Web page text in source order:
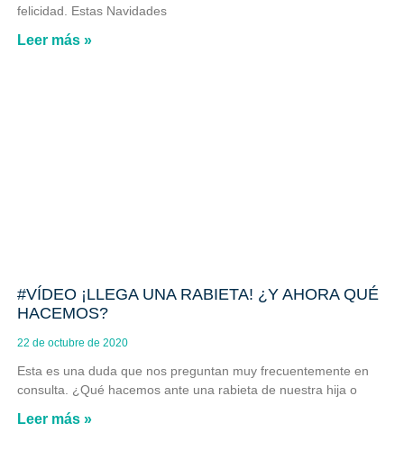
felicidad. Estas Navidades
Leer más »
#VÍDEO ¡LLEGA UNA RABIETA! ¿Y AHORA QUÉ
HACEMOS?
22 de octubre de 2020
Esta es una duda que nos preguntan muy frecuentemente en
consulta. ¿Qué hacemos ante una rabieta de nuestra hija o
Leer más »